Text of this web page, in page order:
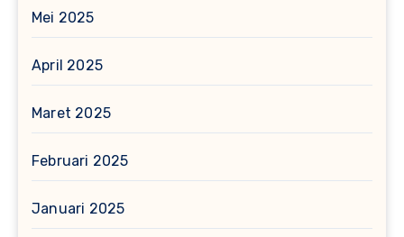
Mei 2025
April 2025
Maret 2025
Februari 2025
Januari 2025